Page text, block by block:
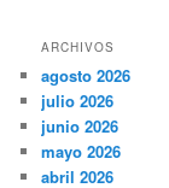
ARCHIVOS
agosto 2026
julio 2026
junio 2026
mayo 2026
abril 2026